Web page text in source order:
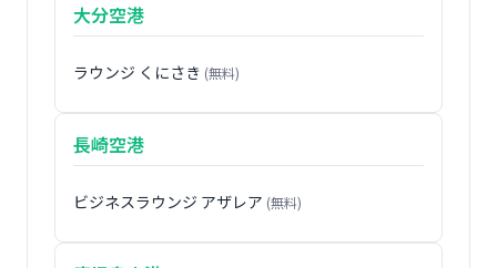
大分空港
ラウンジ くにさき (無料)
長崎空港
ビジネスラウンジ アザレア (無料)